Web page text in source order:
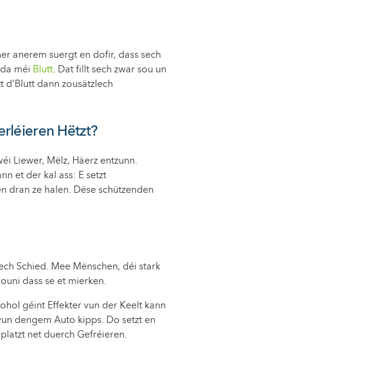
anerem suergt en dofir, dass sech
méi Blutt. Dat fillt sech zwar sou un
dann zousätzlech
Hëtzt?
Liewer, Mëlz, Häerz entzunn.
et der kal ass: E setzt
dran ze halen. Dëse schützenden
Schied. Mee Mënschen, déi stark
dass se et mierken.
géint Effekter vun der Keelt kann
dengem Auto kipps. Do setzt en
net duerch Gefréieren.